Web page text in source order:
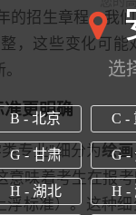
的招生章程，我
，这些变化可
更明确
专业”细分为绘
味着考生在报
标准）。这种
选
B - 北京 C -
G - 甘肃 G -
H - 湖北 H -